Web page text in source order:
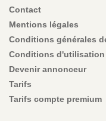
Contact
Mentions légales
Conditions générales
Conditions d'utilisation
Devenir annonceur
Tarifs
Tarifs compte premium